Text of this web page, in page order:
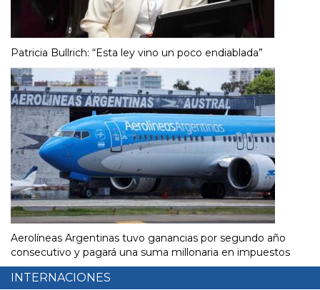
Patricia Bullrich: “Esta ley vino un poco endiablada”
Aerolíneas Argentinas tuvo ganancias por segundo año
consecutivo y pagará una suma millonaria en impuestos
INTERNACIONES